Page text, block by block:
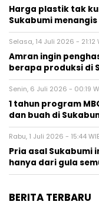
Harga plastik tak
Sukabumi menangis
Selasa, 14 Juli 2026 - 21:12
Amran ingin
berapa produksi di
Senin, 6 Juli 2026 - 00:19
1 tahun program
dan buah di
Rabu, 1 Juli 2026 - 15:44
Pria asal Sukabumi
hanya dari gula
BERITA TERBARU